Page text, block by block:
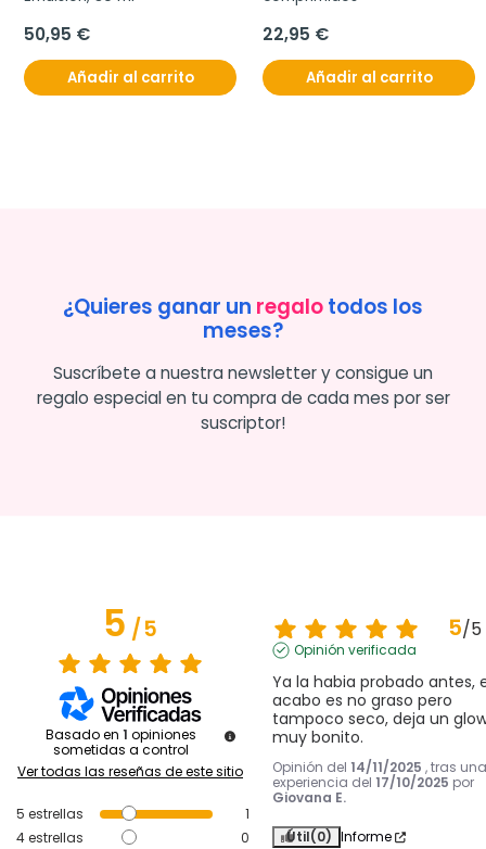
50,95 €
Añadir al carrito
22,95 €
Añadir al carrito
¿Quieres ganar un regalotodos los
meses?
Suscríbete a nuestra newsletter y consigue un
regalo especial en tu compra de cada mes por ser
suscriptor!
5/5
Basado en 1 opiniones
sometidas a control
Ver todas las reseñas de este sitio
5 estrellas
1
4estrellas
0
5/5
Opinión verificada
Ya la habia probado antes,
acabo es no graso pero
tampoco seco, deja un
muy bonito.
Opinión del 14/11/2025 , tras una
experiencia del 17/10/2025 por
Giovana E.
Útil(0) Informe